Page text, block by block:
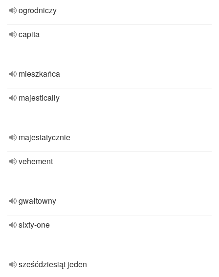
ogrodniczy
capita
mieszkańca
majestically
majestatycznie
vehement
gwałtowny
sixty-one
sześćdziesiąt jeden